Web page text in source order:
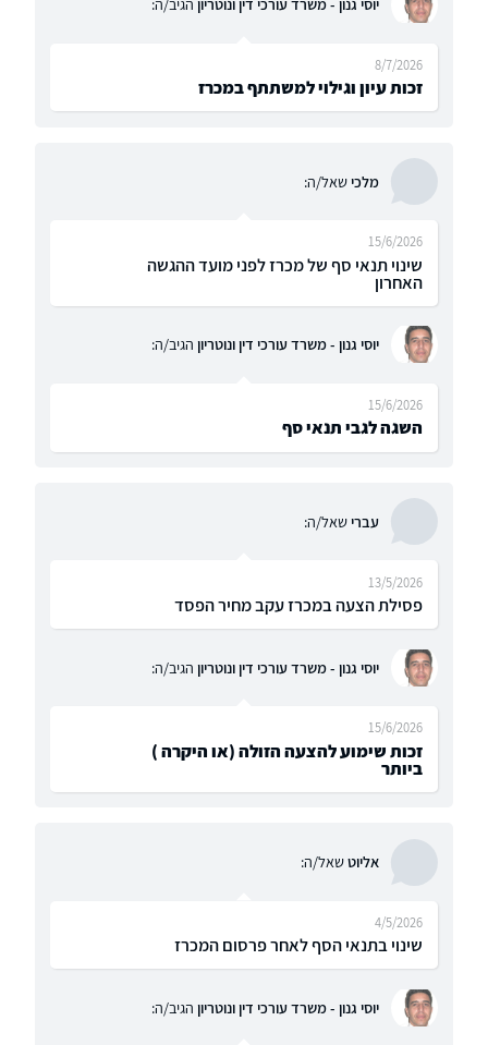
זכות עיון וגילוי למשתתף במכרז
8/7/2026
מלכישאל/ה:
שינוי תנאי סף של מכרז לפני מועד ההגשה
האחרון
15/6/2026
יוסי גנון - משרד עורכי דין ונוטריון הגיב/ה:
השגה לגבי תנאי סף
15/6/2026
עברישאל/ה:
פסילת הצעה במכרז עקב מחיר הפסד
13/5/2026
יוסי גנון - משרד עורכי דין ונוטריון הגיב/ה:
זכות שימוע להצעה הזולה (או היקרה )
ביותר
15/6/2026
אליוטשאל/ה:
שינוי בתנאי הסף לאחר פרסום המכרז
4/5/2026
יוסי גנון - משרד עורכי דין ונוטריון הגיב/ה: